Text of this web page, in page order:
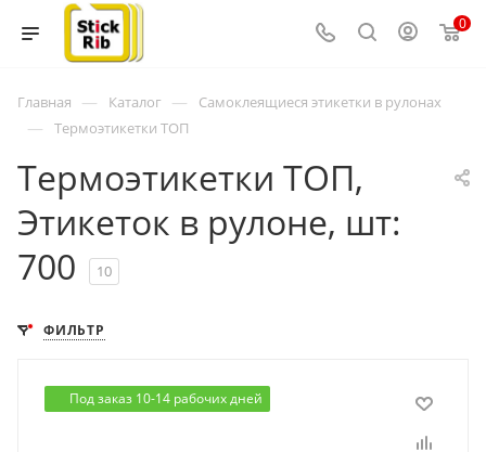
0
Главная — Каталог — Самоклеящиеся этикетки в рулонах
— Термоэтикетки ТОП
Термоэтикетки ТОП,
Этикеток в рулоне, шт:
700
10
ФИЛЬТР
Под заказ 10-14 рабочих дней